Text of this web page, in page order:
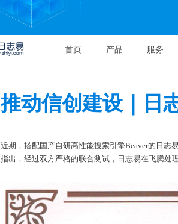
首页 产品 服务
推动信创建设｜日
近期，搭配国产自研高性能搜索引擎Beaver的日志
指出，经过双方严格的联合测试，日志易在飞腾处